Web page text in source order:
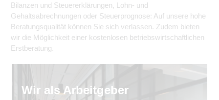
Bilanzen und Steuererklärungen, Lohn- und
Gehaltsabrechnungen oder Steuerprognose: Auf unsere hohe
Beratungsqualität können Sie sich verlassen. Zudem bieten
wir die Möglichkeit einer kostenlosen betriebswirtschaftlichen
Erstberatung.
Wir als Arbeitgeber